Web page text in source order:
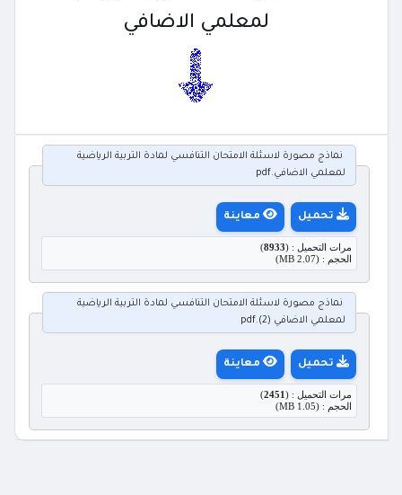
لمعلمي الاضافي
نماذج مصورة لاسئلة الامتحان التنافسي لمادة التربية الرياضية
لمعلمي الاضافي.pdf
تحميل معاينة
مرات التحميل : (8933
)
الحجم : (2.07 MB)
نماذج مصورة لاسئلة الامتحان التنافسي لمادة التربية الرياضية
لمعلمي الاضافي (2).pdf
تحميل معاينة
مرات التحميل : (2451
)
الحجم : (1.05 MB)